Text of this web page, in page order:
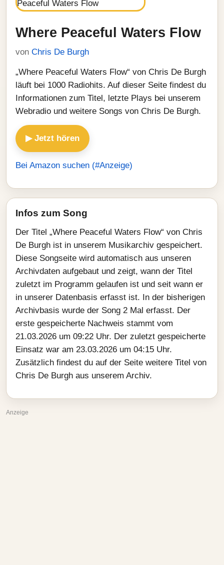
Where Peaceful Waters Flow
von Chris De Burgh
„Where Peaceful Waters Flow“ von Chris De Burgh
läuft bei 1000 Radiohits. Auf dieser Seite findest du
Informationen zum Titel, letzte Plays bei unserem
Webradio und weitere Songs von Chris De Burgh.
▶ Jetzt hören
Bei Amazon suchen (#Anzeige)
Infos zum Song
Der Titel „Where Peaceful Waters Flow“ von Chris
De Burgh ist in unserem Musikarchiv gespeichert.
Diese Songseite wird automatisch aus unseren
Archivdaten aufgebaut und zeigt, wann der Titel
zuletzt im Programm gelaufen ist und seit wann er
in unserer Datenbasis erfasst ist. In der bisherigen
Archivbasis wurde der Song 2 Mal erfasst. Der
erste gespeicherte Nachweis stammt vom
21.03.2026 um 09:22 Uhr. Der zuletzt gespeicherte
Einsatz war am 23.03.2026 um 04:15 Uhr.
Zusätzlich findest du auf der Seite weitere Titel von
Chris De Burgh aus unserem Archiv.
Anzeige